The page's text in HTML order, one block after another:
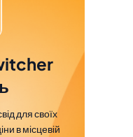
для своїх
в місцевій